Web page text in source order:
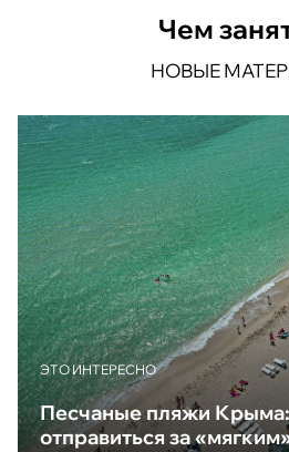
Чем
НОВЫЕ
ЭТО ИНТЕРЕСНО
Песчаные пляжи
отправиться за